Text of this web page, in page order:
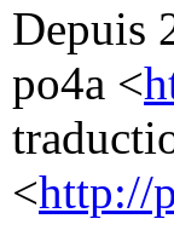
Depuis
po4a <
<http://